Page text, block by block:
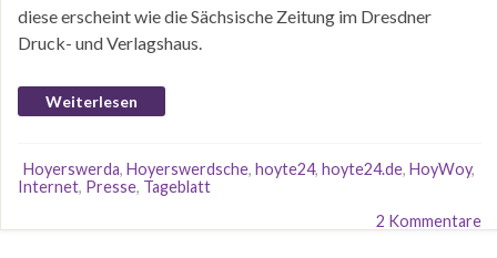
diese erscheint wie die Sächsische Zeitung im Dresdner
Druck- und Verlagshaus.
Weiterlesen
Hoyerswerda, Hoyerswerdsche, hoyte24, hoyte24.de, HoyWoy,
Internet, Presse, Tageblatt
2 Kommentare